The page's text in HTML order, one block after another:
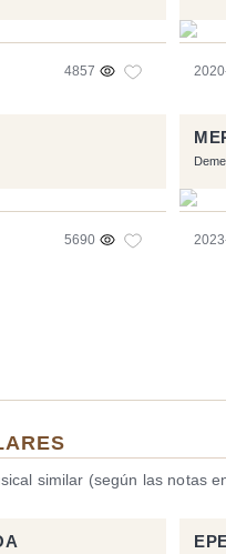
4857
5690
similar (según las notas